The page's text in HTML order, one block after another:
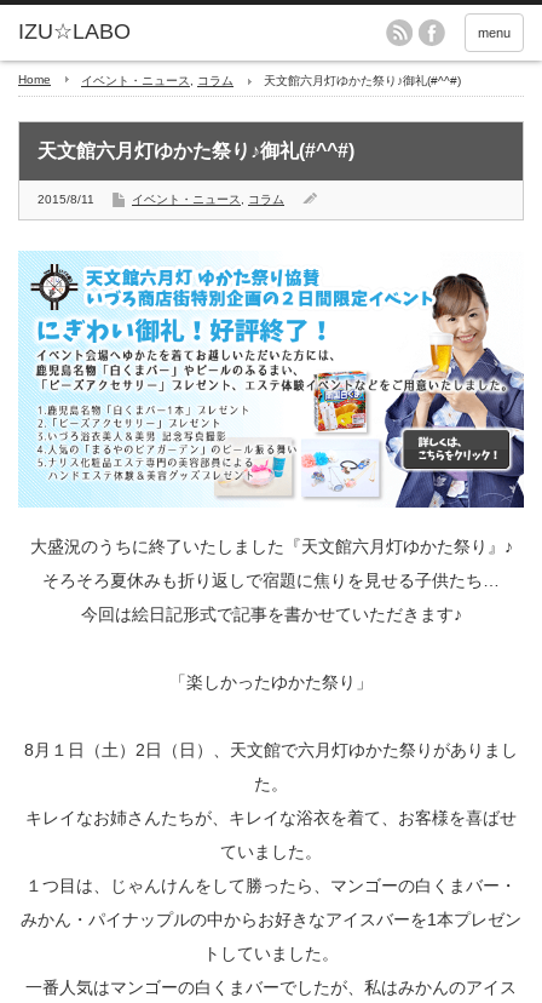
menu
Home イベント・ニュース コラム 天文館六月灯ゆかた祭り♪御礼(#^^#)
天文館六月灯ゆかた祭り♪御礼(#^^#)
2015/8/11 イベント・ニュース コラム
大盛況のうちに終了いたしました『天文館六月灯ゆかた祭り』♪
そろそろ夏休みも折り返しで宿題に焦りを見せる子供たち…
今回は絵日記形式で記事を書かせていただきます♪
「楽しかったゆかた祭り」
8月１日（土）2日（日）、天文館で六月灯ゆかた祭りがありまし
た。
キレイなお姉さんたちが、キレイな浴衣を着て、お客様を喜ばせ
ていました。
１つ目は、じゃんけんをして勝ったら、マンゴーの白くまバー・
みかん・パイナップルの中からお好きなアイスバーを1本プレゼン
トしていました。
一番人気はマンゴーの白くまバーでしたが、私はみかんのアイス